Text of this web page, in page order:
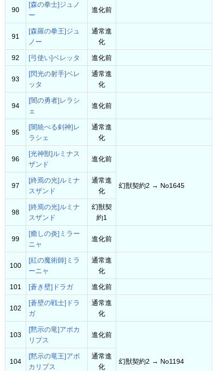
90
[森の拳士]ジュノ
ー
進化前
91
[森羅の拳王]ジュ
ノー
通常進
化
92 [弓使い]ベレッタ 進化前
93
[閃光の射手]ベレ
ッタ
通常進
化
94
[闇の勇者]レラシ
ェ
進化前
95
[闇統べる剣神]レ
ラシェ
通常進
化
96
[光神獣]ルミナス
ザンド
進化前
幻獣契約2 → No1645
97
[終焉の光]ルミナ
スザンド
通常進
化
98
[終焉の光]ルミナ
スザンド
幻獣契
約1
99
[癒しの炎]ミラー
ニャ
進化前
100
[紅の魔術師]ミラ
ーニャ
通常進
化
101 [蒼き壁]ドラガ 進化前
102
[蒼壁の戦士]ドラ
ガ
通常進
化
103
[黙示の竜]アポカ
リプス
進化前
幻獣契約2 → No1194
104
[黙示の竜王]アポ
カリプス
通常進
化